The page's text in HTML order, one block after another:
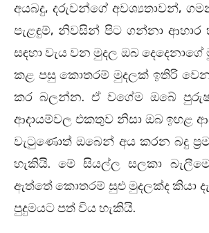
අයබදු, දරුවන්ගේ අවශ්‍යතාවන්,
පැළඳුම්, නිවසින් පිට ගන්නා ආහාර
සඳහා වැය වන මුදල ඔබ
කළ පසු කොතරම් මුදලක් ඉතිරි
කර බලන්න. ඒ වගේම ඔබේ
ආදායම්වල එකතුව නිසා ඔබ ඉහළ
වැටුණොත් ඔබෙන් අය කරන බදු
හැකියි. මේ සියල්ල සලකා
ඇත්තේ කොතරම් සුළු මුදලක්ද කියා
පුදුමයට පත් විය හැකියි.